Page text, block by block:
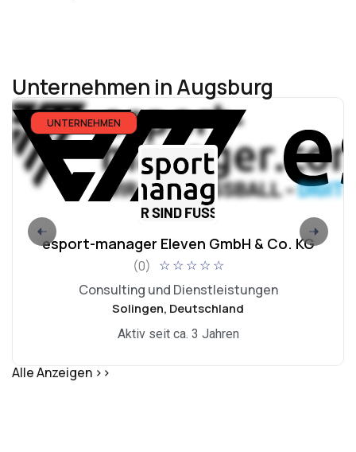
Unternehmen in Augsburg
UNTERNEHMEN
esport-manager Eleven GmbH & Co. KG
(0) ☆ ☆ ☆ ☆ ☆
Consulting und Dienstleistungen
Solingen, Deutschland
Aktiv seit ca. 3 Jahren
Alle Anzeigen >>